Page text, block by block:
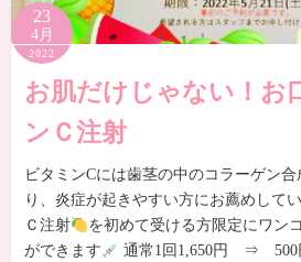
23
4月
2022
お肌だけじゃない！お
ンＣ注射
ビタミンCには歯茎の中のコラーゲン
り、炎症が起きやすい方にお薦めして
Ｃ注射
を初めて受ける方限定にワン
ができます
通常1回1,650円 ⇒ 500